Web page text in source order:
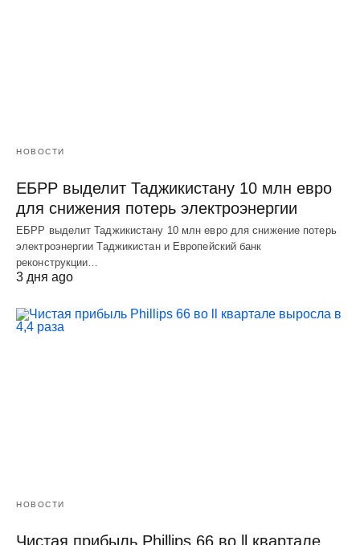
НОВОСТИ
ЕБРР выделит Таджикистану 10 млн евро
для снижения потерь электроэнергии
ЕБРР выделит Таджикистану 10 млн евро для снижение потерь
электроэнергии Таджикистан и Европейский банк
реконструкции…
3 дня ago
НОВОСТИ
Чистая прибыль Phillips 66 во ll квартале